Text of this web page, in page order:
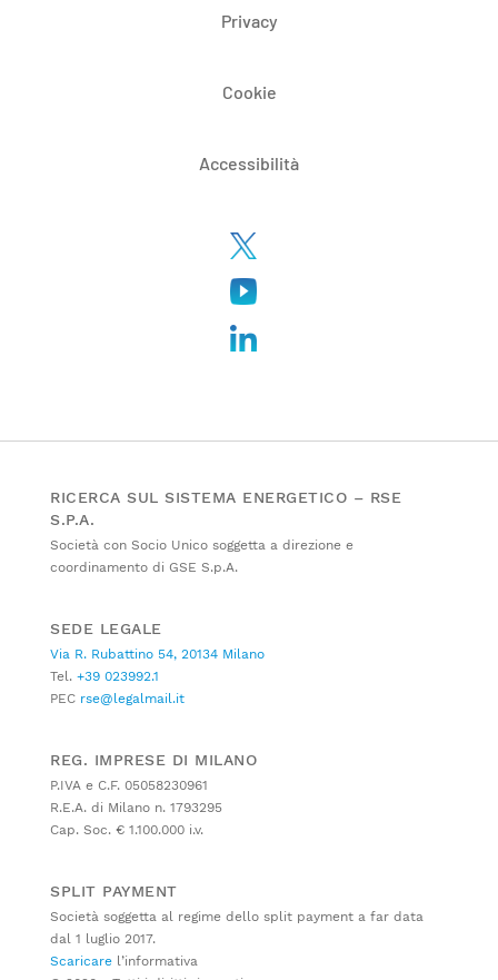
Privacy
Cookie
Accessibilità
RICERCA SUL SISTEMA ENERGETICO – RSE
S.P.A.
Società con Socio Unico soggetta a direzione e
coordinamento di GSE S.p.A.
SEDE LEGALE
Via R. Rubattino 54, 20134 Milano
Tel. +39 023992.1
PEC rse@legalmail.it
REG. IMPRESE DI MILANO
P.IVA e C.F. 05058230961
R.E.A. di Milano n. 1793295
Cap. Soc. € 1.100.000 i.v.
SPLIT PAYMENT
Società soggetta al regime dello split payment a far data
dal 1 luglio 2017.
Scaricare l’informativa